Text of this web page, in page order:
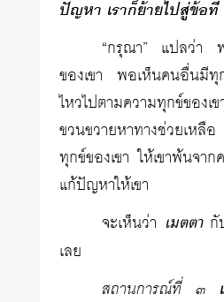
ปัญหา เราก็ย้ายไปสู่ข้อ
“กรุณา” แปลว่า
ของเขา พอเห็นคนอื่นมี
ไหวไปตามความทุกข์ของ
ขวนขวายหาทางช่วยเห
ทุกข์ของเขา ให้เขาพ้นจา
แก้ปัญหาให้เขา
จะเห็นว่า เมตตากั
เลย
สถานการณ์ที่ ๓